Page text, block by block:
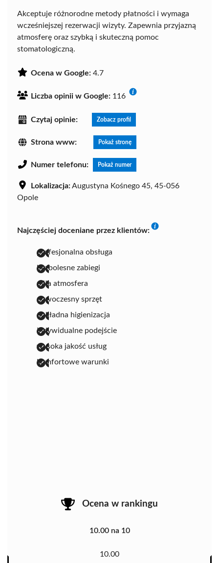
Akceptuje różnorodne metody płatności i wymaga
wcześniejszej rezerwacji wizyty. Zapewnia przyjazną
atmosferę oraz szybką i skuteczną pomoc
stomatologiczną.
Ocena w Google: 4.7
Liczba opinii w Google: 116
Czytaj opinie: Zobacz profil
Strona www: Pokaż stronę
Numer telefonu: Pokaż numer
Lokalizacja:Augustyna Kośnego 45, 45-056
Opole
Najczęściej doceniane przez klientów:
profesjonalna obsługa
bezbolesne zabiegi
miła atmosfera
nowoczesny sprzęt
dokładna higienizacja
indywidualne podejście
wysoka jakość usług
komfortowe warunki
Ocena w rankingu
10.00 na 10
10.00